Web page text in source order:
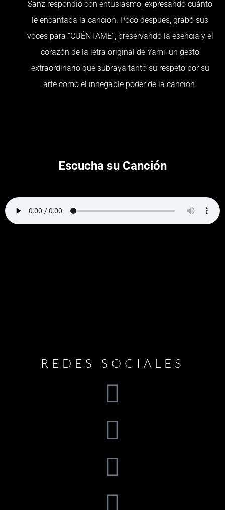
Sanz respondió con entusiasmo, expresando cuánto
le encantaba la canción. Poco después, grabó sus
voces para “CUÉNTAME”, preservando la esencia y el
corazón de la letra original de Yami: un gesto
extraordinario que subraya tanto su respeto por su
arte como el innegable poder de la canción.
Escucha su Canción
REDES SOCIALES